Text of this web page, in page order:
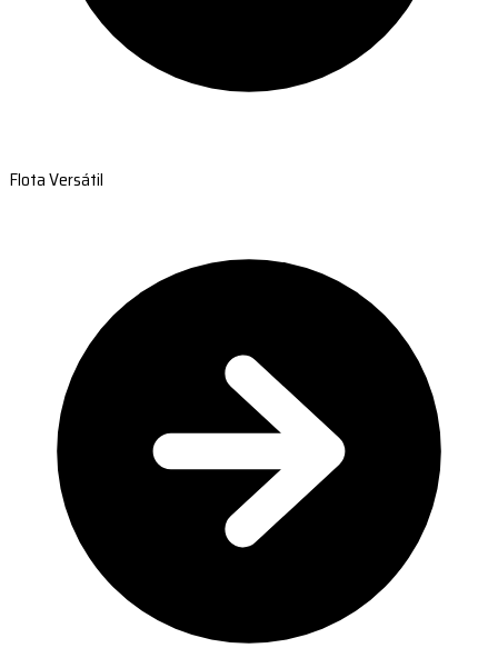
Flota Versátil